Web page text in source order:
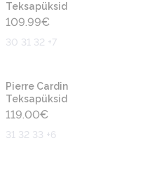
Teksapüksid
109.99€
30 31 32 +7
Pierre Cardin
Teksapüksid
119.00€
31 32 33 +6